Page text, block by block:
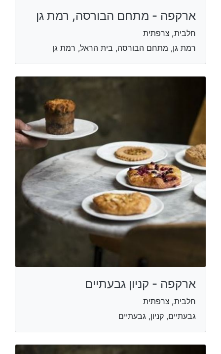
ארקפה - מתחם הבורסה, רמת גן
חלבית, צרפתית
רמת גן, מתחם הבורסה, בית הראל, רמת גן
ארקפה - קניון גבעתיים
חלבית, צרפתית
גבעתיים, קניון, גבעתיים